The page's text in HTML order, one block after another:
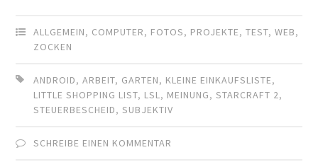
ALLGEMEIN, COMPUTER, FOTOS, PROJEKTE,TEST,WEB,
ZOCKEN
ANDROID,ARBEIT, GARTEN, KLEINE EINKAUFSLISTE,
LITTLE SHOPPING LIST, LSL, MEINUNG,STARCRAFT 2,
STEUERBESCHEID,SUBJEKTIV
SCHREIBE EINEN KOMMENTAR